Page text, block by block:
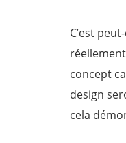
C’est
concept
design
cela